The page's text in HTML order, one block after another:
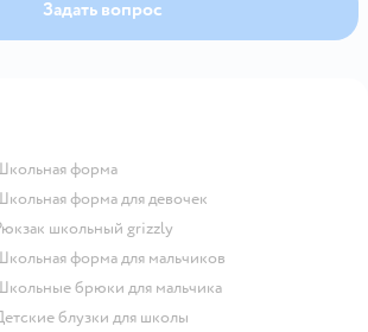
Задать вопрос
Школьная форма
Школьная форма для девочек
Рюкзак школьный grizzly
Школьная форма для мальчиков
Школьные брюки для мальчика
Детские блузки для школы